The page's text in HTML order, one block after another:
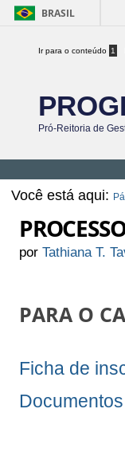
BRASIL
Ir para o conteúdo 1
Pró-Reitoria de
Você está aqui:
porTathiana T.
PARA O
Ficha de